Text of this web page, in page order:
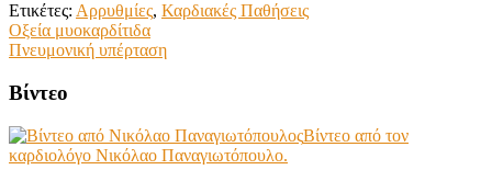
Ετικέτες: Αρρυθμίες, Καρδιακές Παθήσεις
Πλοήγηση
άρθρων
Οξεία μυοκαρδίτιδα
Πνευμονική υπέρταση
Βίντεο
Βίντεο από τον
καρδιολόγο Νικόλαο Παναγιωτόπουλο.